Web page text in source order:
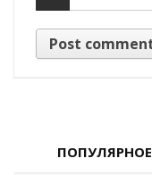
ПОПУЛЯРНОЕ